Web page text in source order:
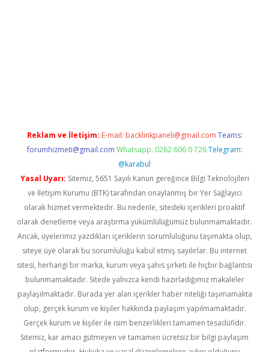
Reklam ve İletişim: E-mail: backlinkpaneli@gmail.com Teams:
forumhizmeti@gmail.com Whatsapp: 0262 606 0 726 Telegram:
@karabul
Yasal Uyarı: Sitemiz, 5651 Sayılı Kanun gereğince Bilgi Teknolojileri
ve İletişim Kurumu (BTK) tarafından onaylanmış bir Yer Sağlayıcı
olarak hizmet vermektedir. Bu nedenle, sitedeki içerikleri proaktif
olarak denetleme veya araştırma yükümlülüğümüz bulunmamaktadır.
Ancak, üyelerimiz yazdıkları içeriklerin sorumluluğunu taşımakta olup,
siteye üye olarak bu sorumluluğu kabul etmiş sayılırlar. Bu internet
sitesi, herhangi bir marka, kurum veya şahıs şirketi ile hiçbir bağlantısı
bulunmamaktadır. Sitede yalnızca kendi hazırladığımız makaleler
paylaşılmaktadır. Burada yer alan içerikler haber niteliği taşımamakta
olup, gerçek kurum ve kişiler hakkında paylaşım yapılmamaktadır.
Gerçek kurum ve kişiler ile isim benzerlikleri tamamen tesadüfidir.
Sitemiz, kar amacı gütmeyen ve tamamen ücretsiz bir bilgi paylaşım